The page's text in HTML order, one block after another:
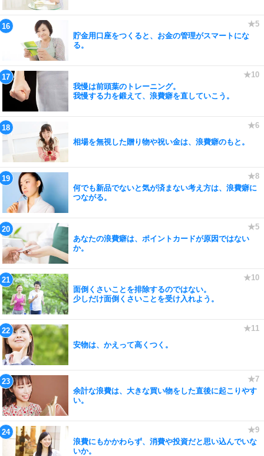
貯金用口座をつくると、お金の管理がスマートにな
る。
我慢は前頭葉のトレーニング。
我慢する力を鍛えて、浪費癖を直していこう。
相場を無視した贈り物や祝い金は、浪費癖のもと。
何でも新品でないと気が済まない考え方は、浪費癖に
つながる。
あなたの浪費癖は、ポイントカードが原因ではない
か。
面倒くさいことを排除するのではない。
少しだけ面倒くさいことを受け入れよう。
安物は、かえって高くつく。
余計な浪費は、大きな買い物をした直後に起こりやす
い。
浪費にもかかわらず、消費や投資だと思い込んでいな
いか。